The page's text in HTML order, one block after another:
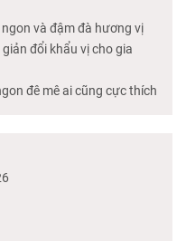
và đậm đà hương vị
đổi khẩu vị cho gia
đê mê ai cũng cực thích